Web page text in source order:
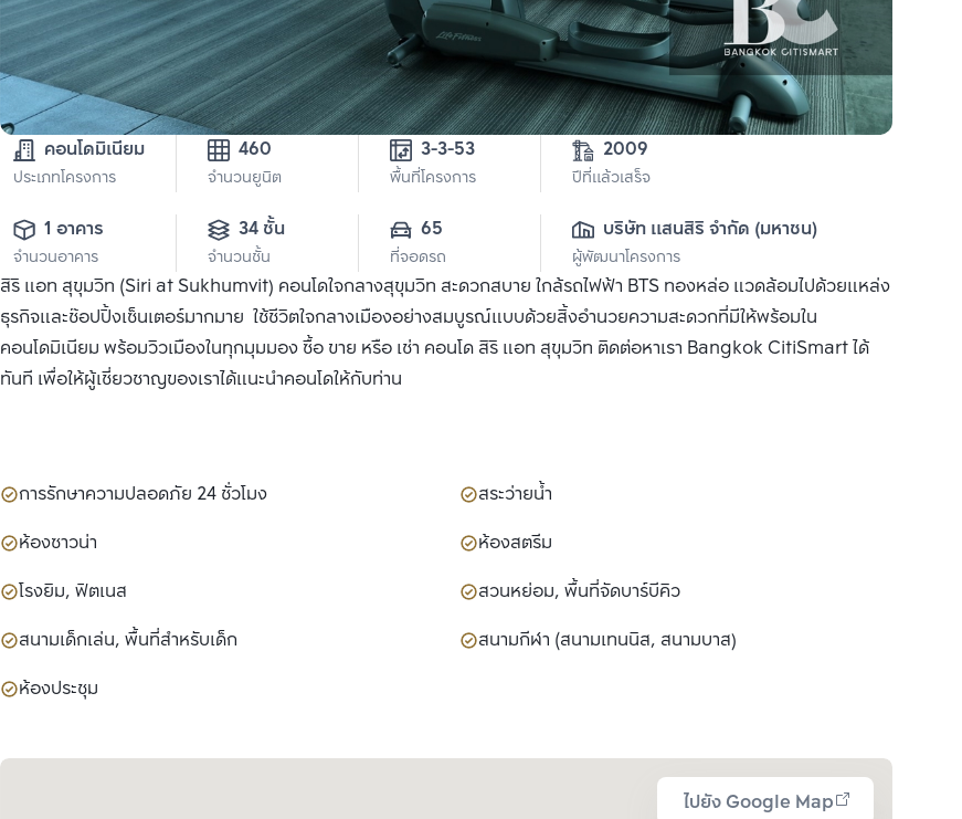
คอนโดมิเนียม
ประเภทโครงการ
460
จำนวนยูนิต พื้นที่โครงการ
2009
ปีที่แล้วเสร็จ
1 อาคาร
จำนวนอาคาร
34 ชั้น
จำนวนชั้น
65
ที่จอดรถ
บริษัท แสนสิริ จำกัด (มหาชน)
ผู้พัฒนาโครงการ
สิริ แอท สุขุมวิท (Siri at Sukhumvit) คอนโดใจกลางสุขุมวิท สะดวกสบาย ใกล้รถไฟฟ้า BTS ทองหล่อ แวดล้อมไปด้วยแหล่ง
ธุรกิจและช๊อปปิ้งเซ็นเตอร์มากมาย ใช้ชีวิตใจกลางเมืองอย่างสมบูรณ์แบบด้วยสิ้งอำนวยความสะดวกที่มีให้พร้อมใน
คอนโดมิเนียม พร้อมวิวเมืองในทุกมุมมอง ซื้อ ขาย หรือ เช่า คอนโด สิริ แอท สุขุมวิท ติดต่อหาเรา Bangkok CitiSmart ได้
ทันที เพื่อให้ผู้เชี่ยวชาญของเราได้แนะนำคอนโดให้กับท่าน
การรักษาความปลอดภัย 24 ชั่วโมง
สระว่ายน้ำ
ห้องซาวน่า
ห้องสตรีม
โรงยิม, ฟิตเนส
สวนหย่อม, พื้นที่จัดบาร์บีคิว
สนามเด็กเล่น, พื้นที่สำหรับเด็ก
สนามกีฬา (สนามเทนนิส, สนามบาส)
ห้องประชุม
ไปยัง Google Map